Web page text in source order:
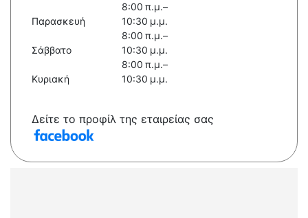
Παρασκευή
8:00 π.μ.–
10:30 μ.μ.
Σάββατο
8:00 π.μ.–
10:30 μ.μ.
Κυριακή
8:00 π.μ.–
10:30 μ.μ.
Δείτε το προφίλ της εταιρείας σας